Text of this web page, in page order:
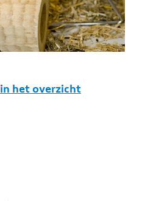
het overzicht